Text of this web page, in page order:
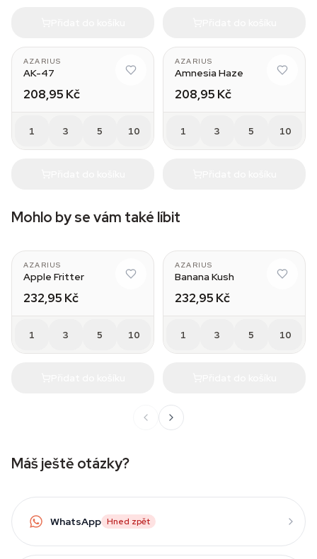
AZARIUS
AK-47
208,95 Kč
1 3 5 10
AZARIUS
Amnesia Haze
208,95 Kč
1 3 5 10
Mohlo by se vám také líbit
AZARIUS
Apple Fritter
232,95 Kč
1 3 5 10
AZARIUS
Banana Kush
232,95 Kč
1 3 5 10
Máš ještě otázky?
WhatsApp Hned zpět